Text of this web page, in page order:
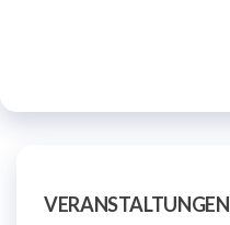
VERANSTALTUNGEN